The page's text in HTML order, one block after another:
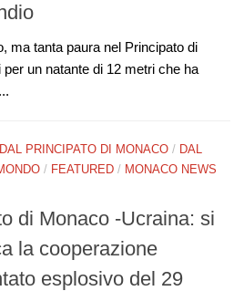
ma tanta paura nel Principato di
per un natante di 12 metri che ha
DAL PRINCIPATO DI MONACO / DAL
/ FEATURED / MONACO NEWS
di Monaco -Ucraina: si
la cooperazione
esplosivo del 29